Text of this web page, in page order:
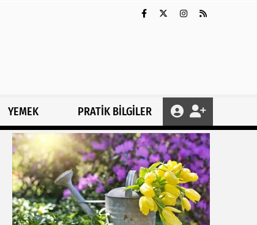
YEMEK PRATİK BİLGİLER